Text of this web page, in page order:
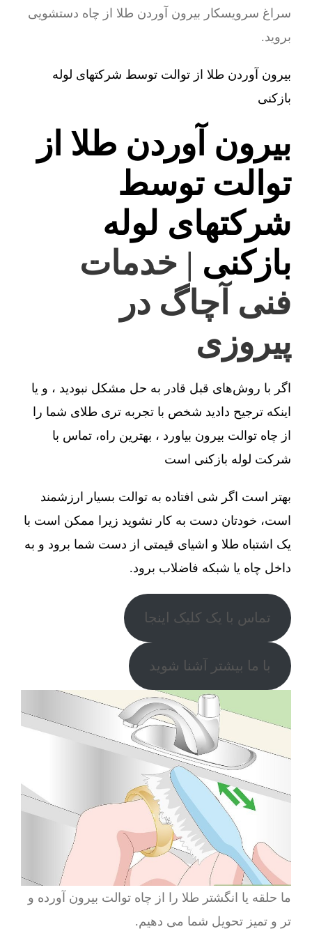
سراغ سرویسکار بیرون آوردن طلا از چاه دستشویی
بروید.
بیرون آوردن طلا از توالت توسط شرکتهای لوله
بازکنی
بیرون آوردن طلا از
توالت توسط
شرکتهای لوله
بازکنی | خدمات
فنی آچاگ در
پیروزی
اگر با روش‌های قبل قادر به حل مشکل نبودید ، و یا
اینکه ترجیح دادید شخص با تجربه تری طلای شما را
از چاه توالت بیرون بیاورد ، بهترین راه، تماس با
شرکت لوله بازکنی است
بهتر است اگر شی افتاده به توالت بسیار ارزشمند
است، خودتان دست به کار نشوید زیرا ممکن است با
یک اشتباه طلا و اشیای قیمتی از دست شما برود و به
داخل چاه یا شبکه فاضلاب برود.
تماس با یک کلیک اینجا
با ما بیشتر آشنا شوید
ما حلقه یا انگشتر طلا را از چاه توالت بیرون آورده و
تر و تمیز تحویل شما می دهیم.